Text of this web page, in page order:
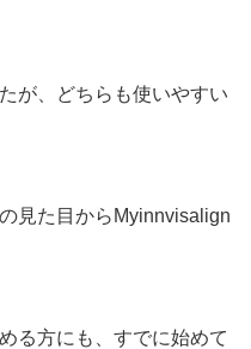
が、どちらも使いやすい
見た目からMyinnvisalign
る方にも、すでに始めて